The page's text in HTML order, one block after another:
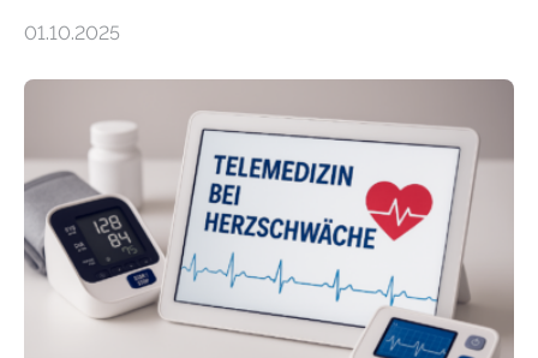
seriösen und wissenschaftlich abgesicherten Inhalten?
Forscherinnen der Technischen Universität Dresden
(TUD) richtet sich das Portal sowohl an Patientinnen
und Patienten, aber ebenso an medizinisches
Fachpersonal. Für all diese Zielgruppen bietet sie
speziell zugeschnittene Informationen, um deren
digitale Gesundheitskompetenz zu steigern. MiHUBx ist
01.10.2025